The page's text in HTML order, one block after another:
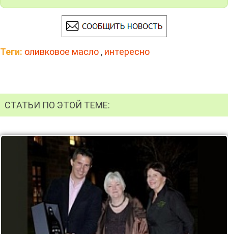
Теги: оливковое масло , интересно
СТАТЬИ ПО ЭТОЙ ТЕМЕ: